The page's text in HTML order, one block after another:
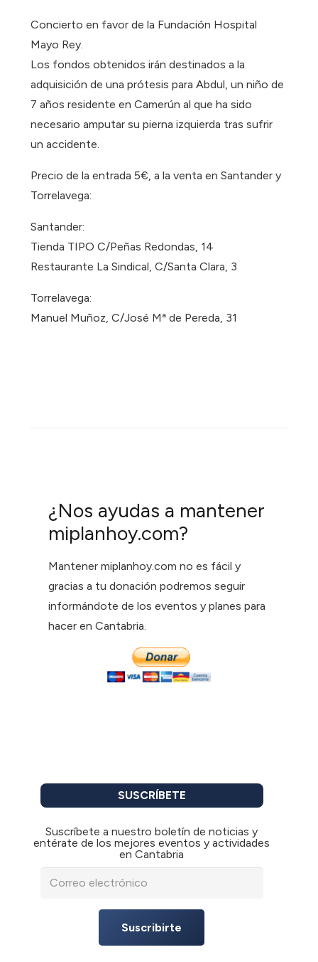
Concierto en favor de la Fundación Hospital
Mayo Rey.
Los fondos obtenidos irán destinados a la
adquisición de una prótesis para Abdul, un niño de
7 años residente en Camerún al que ha sido
necesario amputar su pierna izquierda tras sufrir
un accidente.
Precio de la entrada 5€, a la venta en Santander y
Torrelavega:
Santander:
Tienda TIPO C/Peñas Redondas, 14
Restaurante La Sindical, C/Santa Clara, 3
Torrelavega:
Manuel Muñoz, C/José Mª de Pereda, 31
¿Nos ayudas a mantener
miplanhoy.com?
Mantener miplanhoy.com no es fácil y
gracias a tu donación podremos seguir
informándote de los eventos y planes para
hacer en Cantabria.
SUSCRÍBETE
Suscríbete a nuestro boletín de noticias y
entérate de los mejores eventos y actividades
en Cantabria
Suscribirte